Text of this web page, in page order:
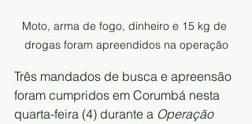
Moto, arma de fogo, dinheiro e 15 kg de
drogas foram apreendidos na operação
Três mandados de busca e apreensão
foram cumpridos em Corumbá nesta
quarta-feira (4) durante a Operação